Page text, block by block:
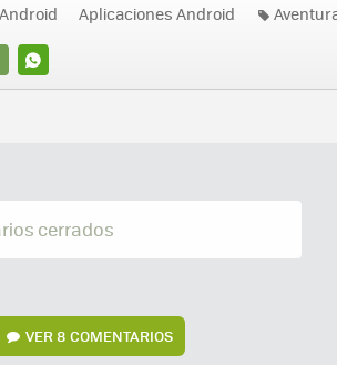
WHATSAPP
Aplicaciones Android
cerrados
VER8 COMENTARIOS